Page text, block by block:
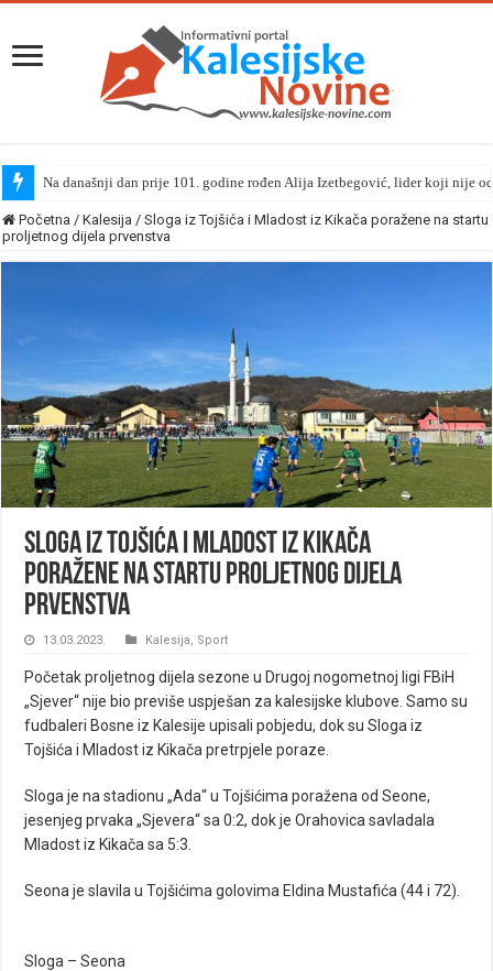
Na današnji dan prije 101. godine rođen Alija Izetbegović, lider koji nije
Početna / Kalesija / Sloga iz Tojšića i Mladost iz Kikača poražene na startu
proljetnog dijela prvenstva
Sloga iz Tojšića i Mladost iz Kikača
poražene na startu proljetnog dijela
prvenstva
13.03.2023. Kalesija, Sport
Početak proljetnog dijela sezone u Drugoj nogometnoj ligi FBiH
„Sjever“ nije bio previše uspješan za kalesijske klubove. Samo su
fudbaleri Bosne iz Kalesije upisali pobjedu, dok su Sloga iz
Tojšića i Mladost iz Kikača pretrpjele poraze.
Sloga je na stadionu „Ada“ u Tojšićima poražena od Seone,
jesenjeg prvaka „Sjevera“ sa 0:2, dok je Orahovica savladala
Mladost iz Kikača sa 5:3.
Seona je slavila u Tojšićima golovima Eldina Mustafića (44 i 72).
Sloga – Seona